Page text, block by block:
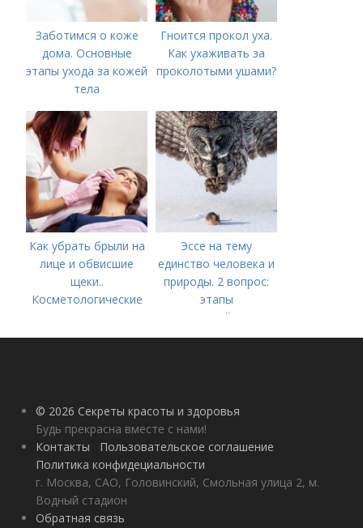
Заботимся о коже
дома. Основные
этапы ухода за кожей
тела
Гноится прокол уха.
Как ухаживать за
проколотыми ушами?
Как убрать брыли на
лице и обвисшие
щеки..
Косметологические
Эссе на тему
единство человека и
природы. 2 вопрос:
этапы
взаимодействия
природного и
© 2026 Секреты красоты и здоровья
Будь прекрасна вместе с нами!
Контакты
Пользовательское соглашение
Политика конфидециальности
г. Москва, САО, Головинский, Смольная улица 2, м.
Водный стадион
Обратная связь